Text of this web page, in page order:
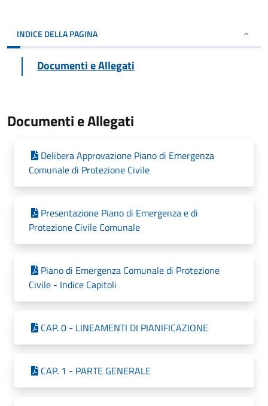
INDICE DELLA PAGINA
Documenti e Allegati
Documenti e Allegati
Delibera Approvazione Piano di Emergenza
Comunale di Protezione Civile
Presentazione Piano di Emergenza e di
Protezione Civile Comunale
Piano di Emergenza Comunale di Protezione
Civile - Indice Capitoli
CAP. 0 - LINEAMENTI DI PIANIFICAZIONE
CAP. 1 - PARTE GENERALE